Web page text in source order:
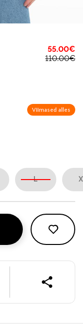
55.00€
110.00€
Viimased alles
L